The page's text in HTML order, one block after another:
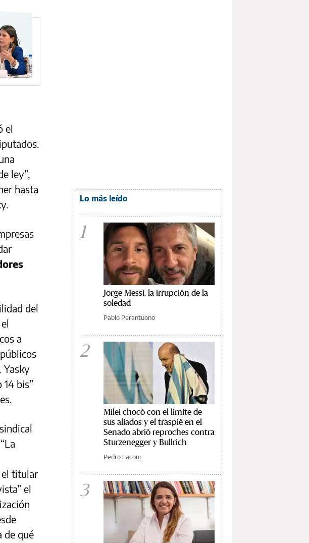
el
ley”,
hasta
del
a
Yasky
bis”
el titular
el
de qué
Lo más leído
1
Jorge Messi, la irrupción de la
soledad
Pablo Perantuono
2
Milei chocó con el límite de
sus aliados y el traspié en el
Senado abrió reproches contra
Sturzenegger y Bullrich
Pedro Lacour
3